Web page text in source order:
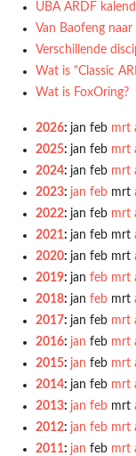
UBA ARDF
Van Baofeng
Verschillende
Wat is "Classic
Wat is FoxOring?
2026: jan feb mrt
2025: jan feb mrt
2024: jan feb mrt
2023: jan feb mrt
2022: jan feb mrt
2021: jan feb mrt
2020: jan feb mrt
2019: jan feb mrt
2018: jan feb mrt
2017: jan feb mrt
2016: jan feb mrt
2015: jan feb mrt
2014: jan feb mrt
2013: jan feb mrt
2012: jan feb mrt
2011: jan feb mrt